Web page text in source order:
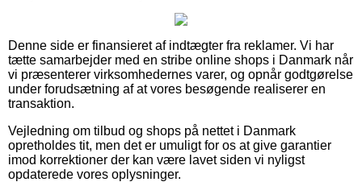
Denne side er finansieret af indtægter fra reklamer. Vi har
tætte samarbejder med en stribe online shops i Danmark når
vi præsenterer virksomhedernes varer, og opnår godtgørelse
under forudsætning af at vores besøgende realiserer en
transaktion.
Vejledning om tilbud og shops på nettet i Danmark
opretholdes tit, men det er umuligt for os at give garantier
imod korrektioner der kan være lavet siden vi nyligst
opdaterede vores oplysninger.